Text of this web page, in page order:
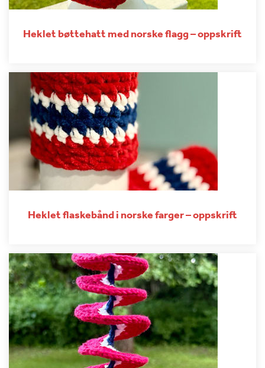
Heklet bøttehatt med norske flagg – oppskrift
Heklet flaskebånd i norske farger – oppskrift